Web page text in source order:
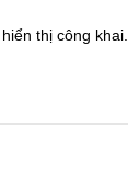
thị công khai.